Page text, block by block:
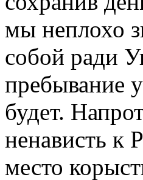
мы неплохо
собой ради
пребывание
будет.
ненависть к
место